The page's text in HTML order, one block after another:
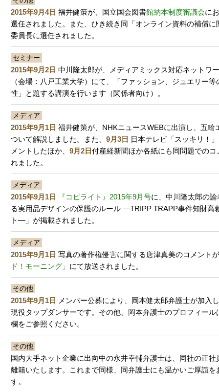
2015年9月4日 福井健策が、国立国会図書館納本制度審議会に
選任されました。また、ひき続き同「オンライン資料の補償に
委員長に選任されました。
セミナー
2015年9月2日 中川隆太郎が、メディアミックス対応ネットワ
（会場：八戸工業大学）にて、「ファッション、ジュエリー
性」と題する講演を行います（関係者向け）。
メディア
2015年9月1日 福井健策が、NHKニュースWEBに出演し、五輪
ついて解説しました。また、9月3日 日本テレビ「スッキリ！
メントしたほか、9月2日付産経新聞ほか各紙にも同問題での
れました。
メディア
2015年9月1日 『コピライト』2015年9月号に、中川隆太郎の
る実用品デザインの保護のルール ―TRIPP TRAPP事件知財高
ト―」が掲載されました。
メディア
2015年9月1日 写真の著作権侵害に関する唐津真美のコメント
ド！モーニング」 にて放送されました。
その他
2015年9月1日
メンバー公募により、岡本健太郎弁護士が加入
現役タップダンサーです。その他、岡本弁護士のプロフィール
欄をご参照ください。
その他
国内大手ネット企業に出向中の永井幸輔弁護士は、同社の正社
離籍いたします。これまで同様、同弁護士にも温かいご厚誼を
す。